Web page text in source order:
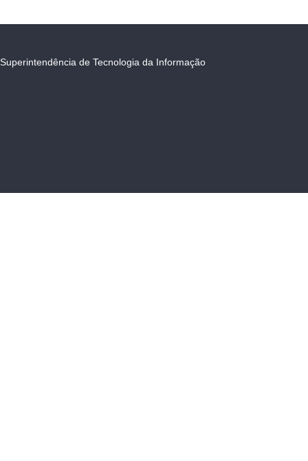
Superintendência de Tecnologia da Informação